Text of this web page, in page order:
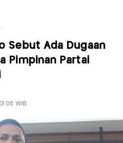
Sebut Ada Dugaan
Pimpinan Partai
WIB